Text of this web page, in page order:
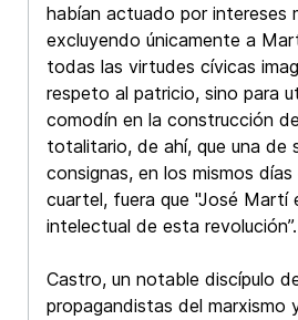
habían actuado por intereses
excluyendo únicamente a
todas las virtudes cívicas
respeto al patricio, sino para
comodín en la construcción
totalitario, de ahí, que una de
consignas, en los mismos
cuartel, fuera que "José Martí
intelectual de esta revolución”.
Castro, un notable discípulo
propagandistas del marxismo